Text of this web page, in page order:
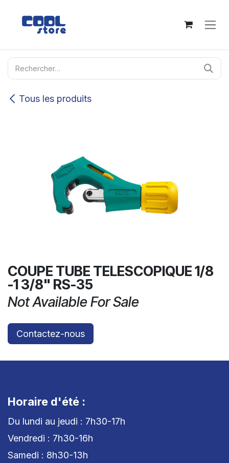
Tous les produits
COUPE TUBE TELESCOPIQUE 1/8
-1 3/8" RS-35
Not Available For Sale
Contactez-nous
Horaire d'été :
Du lundi au jeudi : 7h30-17h
Vendredi : 7h30-16h
Samedi : 8h30-13h